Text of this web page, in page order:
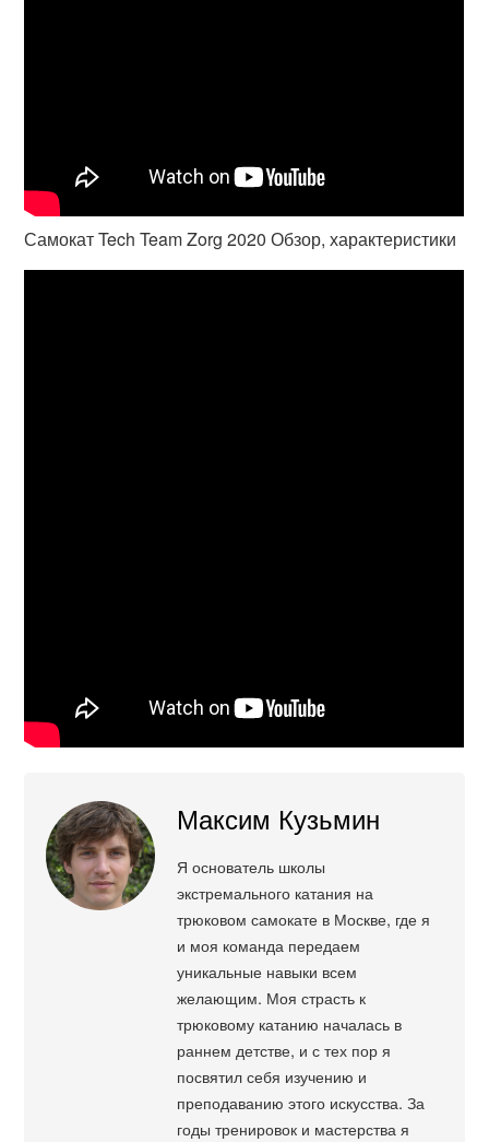
Самокат Tech Team Zorg 2020 Обзор, характеристики
Максим Кузьмин
Я основатель школы
экстремального катания на
трюковом самокате в Москве, где я
и моя команда передаем
уникальные навыки всем
желающим. Моя страсть к
трюковому катанию началась в
раннем детстве, и с тех пор я
посвятил себя изучению и
преподаванию этого искусства. За
годы тренировок и мастерства я